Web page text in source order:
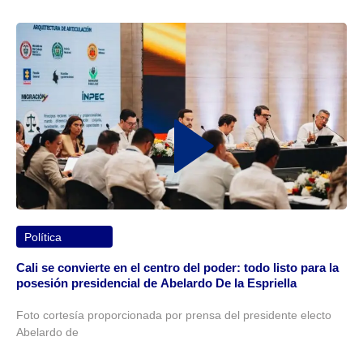
Política
Cali se convierte en el centro del poder: todo listo para la
posesión presidencial de Abelardo De la Espriella
Foto cortesía proporcionada por prensa del presidente electo
Abelardo de